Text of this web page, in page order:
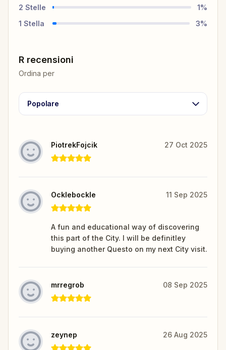
2 Stelle 1%
1 Stella 3%
R recensioni
Ordina per
Popolare
PiotrekFojcik 27 Oct 2025
Ocklebockle 11 Sep 2025
A fun and educational way of discovering
this part of the City. I will be definitley
buying another Questo on my next City visit.
mrregrob 08 Sep 2025
zeynep 26 Aug 2025